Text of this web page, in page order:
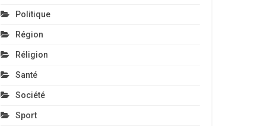
Politique
Région
Réligion
Santé
Société
Sport